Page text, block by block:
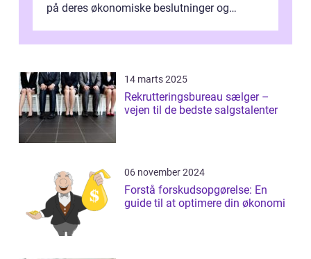
på deres økonomiske beslutninger og
14 marts 2025
Rekrutteringsbureau sælger –
vejen til de bedste salgstalenter
06 november 2024
Forstå forskudsopgørelse: En
guide til at optimere din økonomi